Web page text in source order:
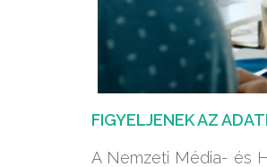
FIGYELJENEK AZ
A Nemzeti Média- és